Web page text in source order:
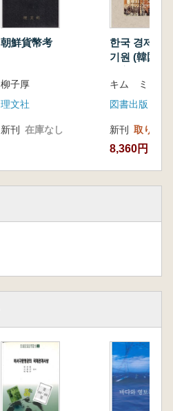
朝鮮貨幣考
柳子厚
理文社
新刊 在庫なし
한국 경제의
기원 (韓国経
朝鮮実業倶
キム ミョン
図書出版 ピ
新刊 取り寄せ
8,360円